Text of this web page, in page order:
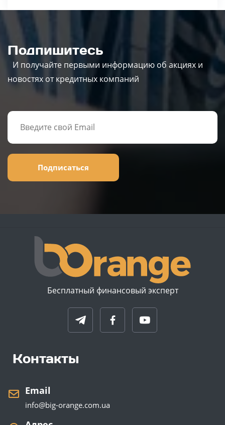
Подпишитесь
И получайте первыми информацию об акциях и
новостях от кредитных компаний
Подписаться
Бесплатный финансовый эксперт
Контакты
Email
info@big-orange.com.ua